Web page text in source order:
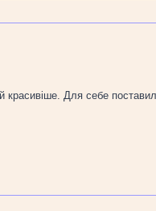
красивіше. Для себе